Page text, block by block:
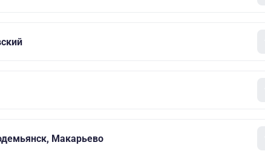
Макарьево